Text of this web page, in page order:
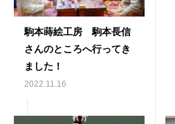
駒本蒔絵工房 駒本長信
さんのところへ行ってき
ました！
2022.11.16